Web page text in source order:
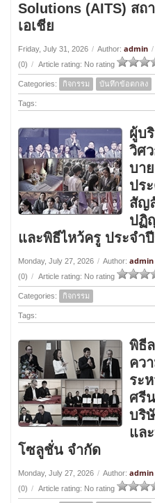
Solutions (AITS) สถ
เอเชีย
Friday, July 31, 2026 / Author: admin /
(0) / Article rating: No rating
Categories: กิจกรรม บันทึกข้อตกลง
Tags:
ผู้บ
วิศ
บา
ปร
สัญ
ปฏิ
และพิธีไหว้ครู ประจำ
Monday, July 27, 2026 / Author: admin
(0) / Article rating: No rating
Categories: กิจกรรม
Tags:
พิธี
คว
ระ
ศรี
บริ
แล
โซลูชั่น จำกัด
Monday, July 27, 2026 / Author: admin
(0) / Article rating: No rating